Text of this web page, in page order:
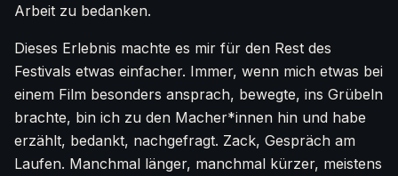
Arbeit zu bedanken.
Dieses Erlebnis machte es mir für den Rest des
Festivals etwas einfacher. Immer, wenn mich etwas bei
einem Film besonders ansprach, bewegte, ins Grübeln
brachte, bin ich zu den Macher*innen hin und habe
erzählt, bedankt, nachgefragt. Zack, Gespräch am
Laufen. Manchmal länger, manchmal kürzer, meistens